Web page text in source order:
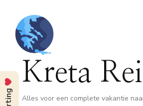
Kreta
Alles voor een complete vakantie